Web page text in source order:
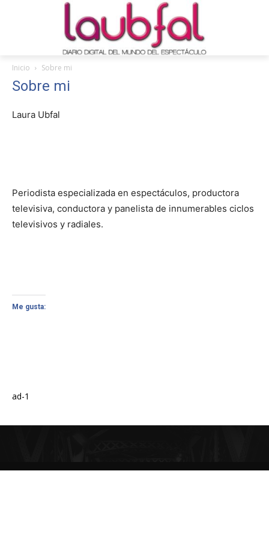
Inicio Sobre mi
Sobre mi
Laura Ubfal
Periodista especializada en espectáculos, productora
televisiva, conductora y panelista de innumerables ciclos
televisivos y radiales.
Me gusta:
ad-1